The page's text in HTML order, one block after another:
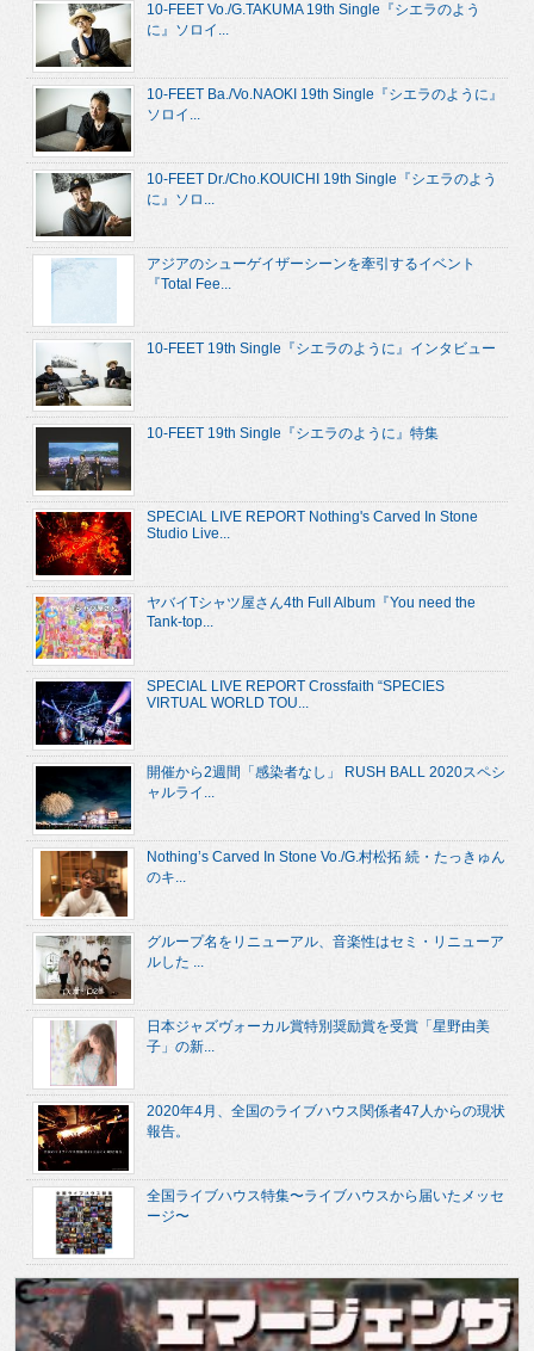
10-FEET Vo./G.TAKUMA 19th Single『シエラのよう
に』ソロイ...
10-FEET Ba./Vo.NAOKI 19th Single『シエラのように』
ソロイ...
10-FEET Dr./Cho.KOUICHI 19th Single『シエラのよう
に』ソロ...
アジアのシューゲイザーシーンを牽引するイベント
『Total Fee...
10-FEET 19th Single『シエラのように』インタビュー
10-FEET 19th Single『シエラのように』特集
SPECIAL LIVE REPORT Nothing's Carved In Stone
Studio Live...
ヤバイTシャツ屋さん4th Full Album『You need the
Tank-top...
SPECIAL LIVE REPORT Crossfaith “SPECIES
VIRTUAL WORLD TOU...
開催から2週間「感染者なし」 RUSH BALL 2020スペシ
ャルライ...
Nothing’s Carved In Stone Vo./G.村松拓 続・たっきゅん
のキ...
グループ名をリニューアル、音楽性はセミ・リニューア
ルした ...
日本ジャズヴォーカル賞特別奨励賞を受賞「星野由美
子」の新...
2020年4月、全国のライブハウス関係者47人からの現状
報告。
全国ライブハウス特集〜ライブハウスから届いたメッセ
ージ〜